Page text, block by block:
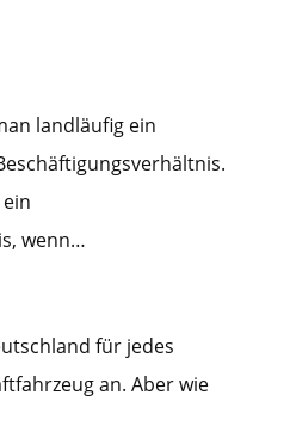
landläufig ein
wenn…
für jedes
an. Aber wie